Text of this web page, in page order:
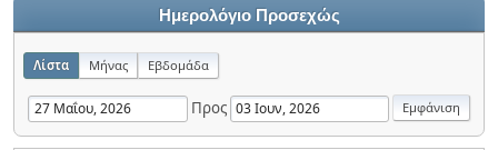
Ημερολόγιο Προσεχώς
Λίστα Μήνας Εβδομάδα
Προς